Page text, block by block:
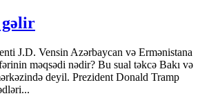
J.D. Vensin Azərbaycan və Ermənistana
məqsədi nədir? Bu sual təkcə Bakı və
deyil. Prezident Donald Tramp